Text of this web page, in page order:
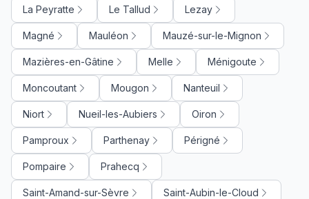
La Peyratte Le Tallud Lezay
Magné Mauléon Mauzé-sur-le-Mignon
Mazières-en-Gâtine Melle Ménigoute
Moncoutant Mougon Nanteuil
Niort Nueil-les-Aubiers Oiron
Pamproux Parthenay Périgné
Pompaire Prahecq
Saint-Amand-sur-Sèvre Saint-Aubin-le-Cloud